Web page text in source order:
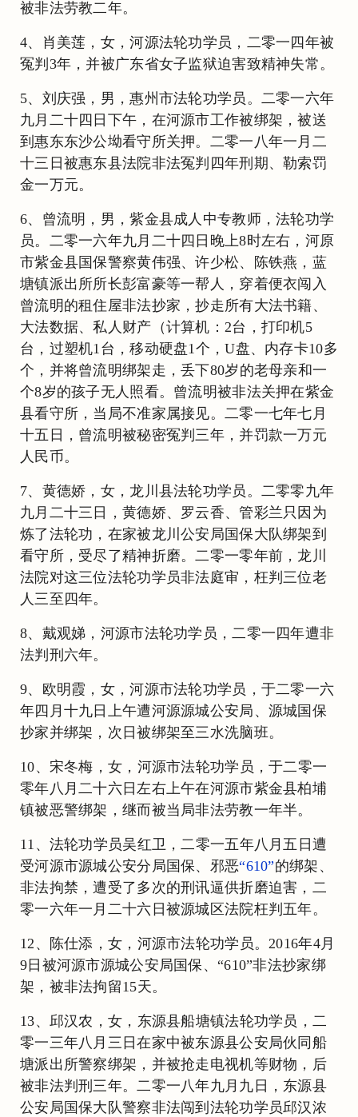
被非法劳教二年。
4、肖美莲，女，河源法轮功学员，二零一四年被
冤判3年，并被广东省女子监狱迫害致精神失常。
5、刘庆强，男，惠州市法轮功学员。二零一六年
九月二十四日下午，在河源市工作被绑架，被送
到惠东东沙公坳看守所关押。二零一八年一月二
十三日被惠东县法院非法冤判四年刑期、勒索罚
金一万元。
6、曾流明，男，紫金县成人中专教师，法轮功学
员。二零一六年九月二十四日晚上8时左右，河原
市紫金县国保警察黄伟强、许少松、陈铁燕，蓝
塘镇派出所所长彭富豪等一帮人，穿着便衣闯入
曾流明的租住屋非法抄家，抄走所有大法书籍、
大法数据、私人财产（计算机：2台，打印机5
台，过塑机1台，移动硬盘1个，U盘、内存卡10多
个，并将曾流明绑架走，丢下80岁的老母亲和一
个8岁的孩子无人照看。曾流明被非法关押在紫金
县看守所，当局不准家属接见。二零一七年七月
十五日，曾流明被秘密冤判三年，并罚款一万元
人民币。
7、黄德娇，女，龙川县法轮功学员。二零零九年
九月二十三日，黄德娇、罗云香、管彩兰只因为
炼了法轮功，在家被龙川公安局国保大队绑架到
看守所，受尽了精神折磨。二零一零年前，龙川
法院对这三位法轮功学员非法庭审，枉判三位老
人三至四年。
8、戴观娣，河源市法轮功学员，二零一四年遭非
法判刑六年。
9、欧明霞，女，河源市法轮功学员，于二零一六
年四月十九日上午遭河源源城公安局、源城国保
抄家并绑架，次日被绑架至三水洗脑班。
10、宋冬梅，女，河源市法轮功学员，于二零一
零年八月二十六日左右上午在河源市紫金县柏埔
镇被恶警绑架，继而被当局非法劳教一年半。
11、法轮功学员吴红卫，二零一五年八月五日遭
受河源市源城公安分局国保、邪恶“610”的绑架、
非法拘禁，遭受了多次的刑讯逼供折磨迫害，二
零一六年一月二十六日被源城区法院枉判五年。
12、陈仕添，女，河源市法轮功学员。2016年4月
9日被河源市源城公安局国保、“610”非法抄家绑
架，被非法拘留15天。
13、邱汉农，女，东源县船塘镇法轮功学员，二
零一三年八月三日在家中被东源县公安局伙同船
塘派出所警察绑架，并被抢走电视机等财物，后
被非法判刑三年。二零一八年九月九日，东源县
公安局国保大队警察非法闯到法轮功学员邱汉浓